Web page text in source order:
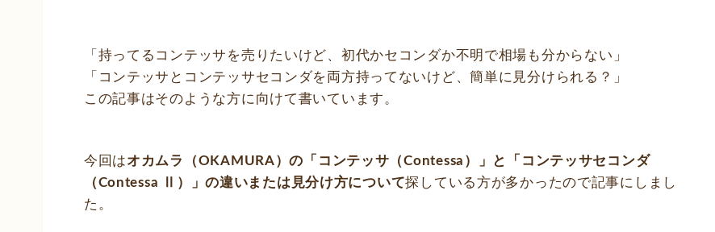
「持ってるコンテッサを売りたいけど、初代かセコンダか不明で相場も分からない」
「コンテッサとコンテッサセコンダを両方持ってないけど、簡単に見分けられる？」
この記事はそのような方に向けて書いています。
今回はオカムラ（OKAMURA）の「 コンテッサ （Contessa）」と「 コンテッサセコンダ
（Contessa Ⅱ）」の違いまたは見分け方について探している方が多かったので記事にしまし
た。